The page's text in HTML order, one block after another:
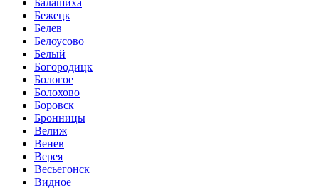
Балашиха
Бежецк
Белев
Белоусово
Белый
Богородицк
Бологое
Болохово
Боровск
Бронницы
Велиж
Венев
Верея
Весьегонск
Видное